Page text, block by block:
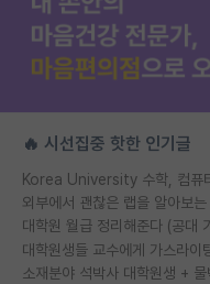
🔥 시선집중 핫한 인기글
외부에서 괜찮은 랩을 알아보
대학원 월급 정리해준다 (공대
소재분야 석박사 대학원생 +